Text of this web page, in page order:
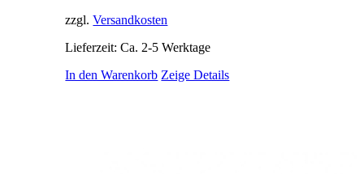
zzgl.Versandkosten
Lieferzeit: Ca. 2-5 Werktage
In den Warenkorb Zeige Details